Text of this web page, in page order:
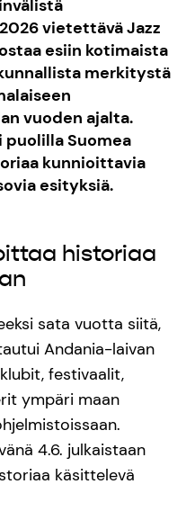
vietettävä Jazz
esiin kotimaista
merkitystä
vuoden ajalta.
puolilla Suomea
kunnioittavia
esityksiä.
historiaa
sata vuotta siitä,
Andania-laivan
festivaalit,
ympäri maan
4.6. julkaistaan
käsittelevä